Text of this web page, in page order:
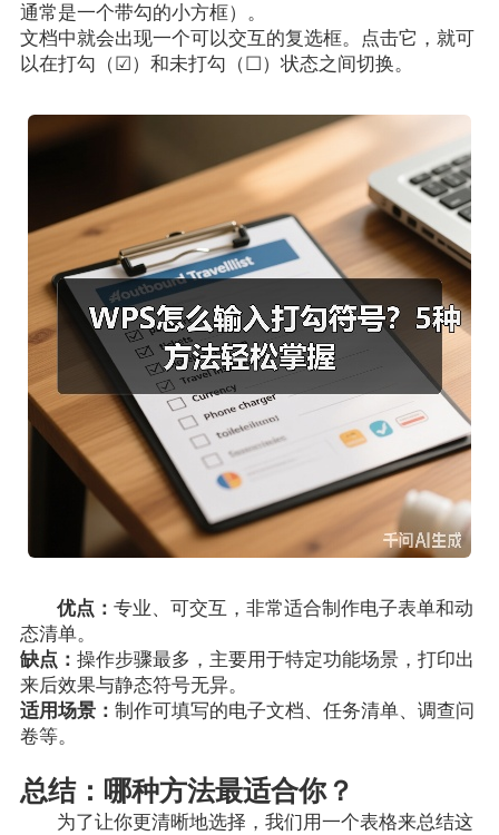
通常是一个带勾的小方框）。
文档中就会出现一个可以交互的复选框。点击它，就可
以在打勾（☑）和未打勾（☐）状态之间切换。
优点：专业、可交互，非常适合制作电子表单和动
态清单。
缺点： 操作步骤最多，主要用于特定功能场景，打印出
来后效果与静态符号无异。
适用场景： 制作可填写的电子文档、任务清单、调查问
卷等。
总结：哪种方法最适合你？
为了让你更清晰地选择，我们用一个表格来总结这